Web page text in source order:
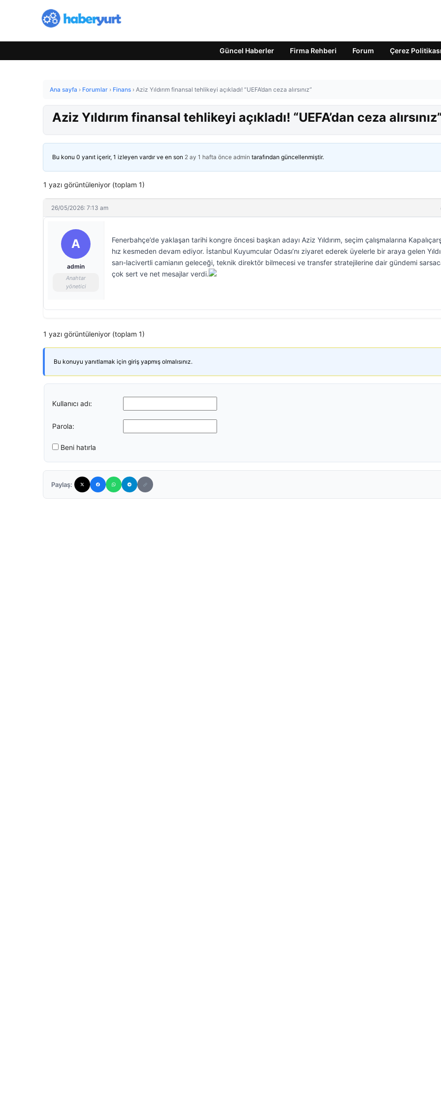
Güncel Haberler Firma Rehberi Forum Çerez Politikası
Ana sayfa › Forumlar › Finans › Aziz Yıldırım finansal tehlikeyi açıkladı! “UEFA’dan ceza alırsınız”
Aziz Yıldırım finansal tehlikeyi açıkladı! “UEFA’dan ceza
Bu konu 0 yanıt içerir, 1 izleyen vardır ve en son 2 ay 1 hafta önce admin tarafından güncellenmiştir.
1 yazı görüntüleniyor (toplam 1)
26/05/2026: 7:13 am
A
admin
Anahtar
yönetici
Fenerbahçe’de yaklaşan tarihi kongre öncesi başkan adayı Aziz Yıldırım, seçim çalışmalarına
hız kesmeden devam ediyor. İstanbul Kuyumcular Odası’nı ziyaret ederek üyelerle bir araya gelen
sarı-lacivertli camianın geleceği, teknik direktör bilmecesi ve transfer stratejilerine dair gündemi
çok sert ve net mesajlar verdi.
1 yazı görüntüleniyor (toplam 1)
Bu konuyu yanıtlamak için giriş yapmış olmalısınız.
Kullanıcı adı:
Parola:
Beni hatırla
Paylaş: